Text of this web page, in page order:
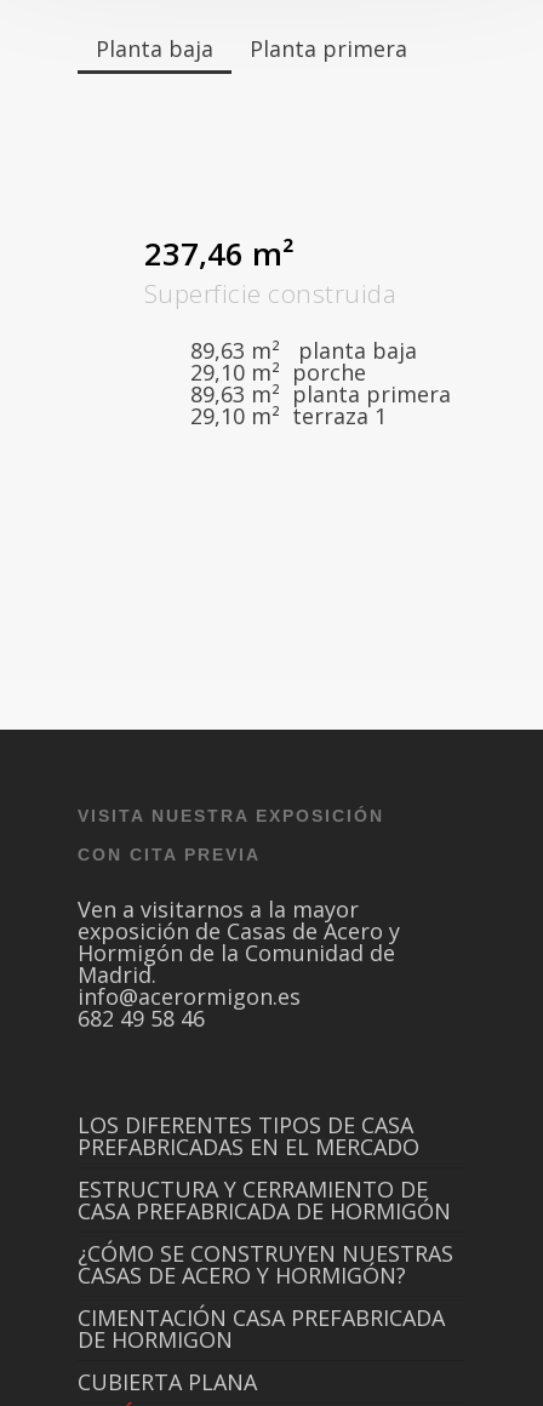
Planta baja Planta primera
237,46 m²
Superficie construida
89,63 m² planta baja
29,10 m² porche
89,63 m² planta primera
29,10 m² terraza 1
VISITA NUESTRA EXPOSICIÓN
CON CITA PREVIA
Ven a visitarnos a la mayor
exposición de Casas de Acero y
Hormigón de la Comunidad de
Madrid.
info@acerormigon.es
682 49 58 46
LOS DIFERENTES TIPOS DE CASA
PREFABRICADAS EN EL MERCADO
ESTRUCTURA Y CERRAMIENTO DE
CASA PREFABRICADA DE HORMIGÓN
¿CÓMO SE CONSTRUYEN NUESTRAS
CASAS DE ACERO Y HORMIGÓN?
CIMENTACIÓN CASA PREFABRICADA
DE HORMIGON
CUBIERTA PLANA